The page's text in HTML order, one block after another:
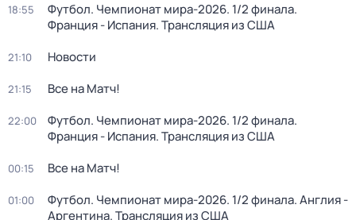
18:55
Футбол. Чемпионат мира-2026. 1/2 финала.
Франция - Испания. Трансляция из США
21:10 Новости
21:15 Все на Матч!
22:00
Футбол. Чемпионат мира-2026. 1/2 финала.
Франция - Испания. Трансляция из США
00:15 Все на Матч!
01:00
Футбол. Чемпионат мира-2026. 1/2 финала. Англия -
Аргентина. Трансляция из США